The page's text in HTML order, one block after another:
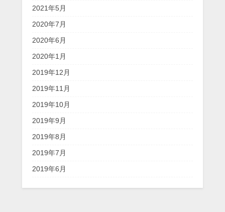
2021年5月
2020年7月
2020年6月
2020年1月
2019年12月
2019年11月
2019年10月
2019年9月
2019年8月
2019年7月
2019年6月